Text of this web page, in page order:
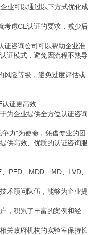
业可以通过以下方式优化成
考虑CE认证的要求，减少后
证咨询公司可以帮助企业准
证模式，避免因流程不熟导
风险等级，避免过度评估或
认证更高效
为企业提供全方位认证咨询
力”为使命，凭借专业的团
供高效、优质的认证咨询服
PED、MDD、MD、LVD、
术顾问队伍，能够为企业提
，积累了丰富的案例和经
关政府机构的实验室保持长